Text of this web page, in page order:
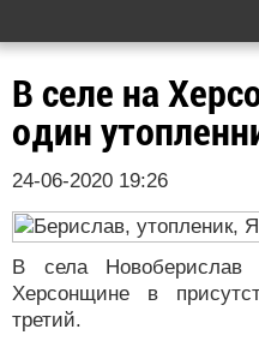
В селе на
один
24-06-2020 19:26
В села Новоберислав
Херсонщине в
третий.